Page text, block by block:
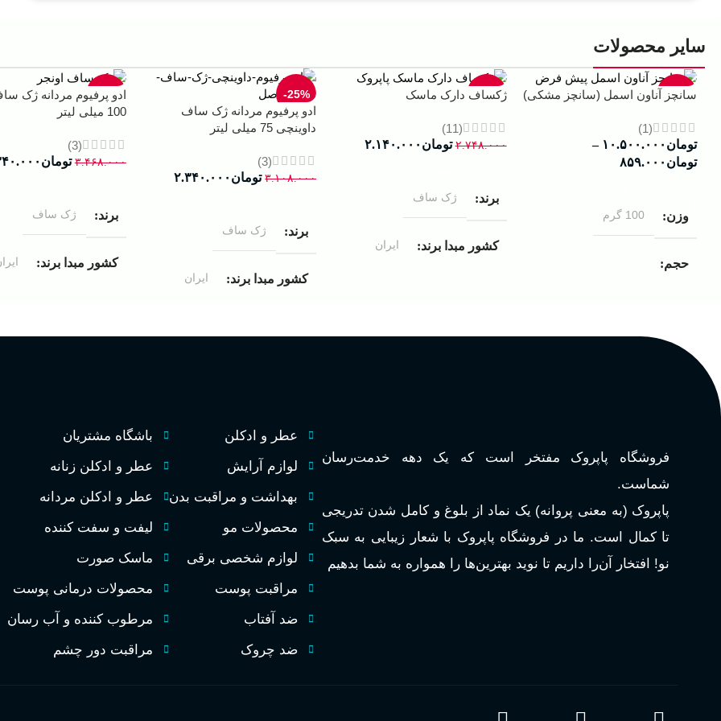
سایر محصولات
-13%
سانچز آناون اسمل (سانچز مشکی)
(1)
تومان ۱۰.۵۰۰.۰۰۰ –
تومان ۸۵۹.۰۰۰
وزن 100 گرم
حجم
طبع تلخ ,گرم
غلظت اکسترکت دو پرفیوم
گروه بویایی میوه ای
-22%
ژکساف دارک ماسک
(11)
۲.۷۴۸.۰۰۰ تومان ۲.۱۴۰.۰۰۰
برند ژک ساف
کشور مبدا برند ایران
گروه بویایی
-25%
ادو پرفیوم مردانه ژک ساف
داوینچی 75 میلی لیتر
(3)
۳.۱۰۸.۰۰۰ تومان ۲.۳۴۰.۰۰۰
برند ژک ساف
کشور مبدا برند ایران
مناسب برای
گروه بویایی
PA_بخش-بو
-33%
ادو پرفیوم مردانه ژک
100 میلی لیتر
(3)
۳.۴۶۸.۰۰۰ تومان
برند ژک ساف
کشور مبدا برند
PA_بخش-بو
زنبق کوهی، پاتچولی،
فروشگاه پاپروک مفتخر است که یک دهه خدمت‌رسان
شماست.
پاپروک (به معنی پروانه) یک نماد از بلوغ و کامل شدن تدریجی
تا کمال است. ما در فروشگاه پاپروک با شعار زیبایی به سبک
نو! افتخار آن‌را داریم تا نوید بهترین‌ها را همواره به شما بدهیم
عطر و ادکلن
لوازم آرایش
بهداشت و مراقبت بدن
محصولات مو
لوازم شخصی برقی
مراقبت پوست
ضد آفتاب
ضد چروک
باشگاه مشتریان
عطر و ادکلن زنانه
عطر و ادکلن مردانه
لیفت و سفت کننده
ماسک صورت
محصولات درمانی پوست
مرطوب کننده و آب رسان
مراقبت دور چشم